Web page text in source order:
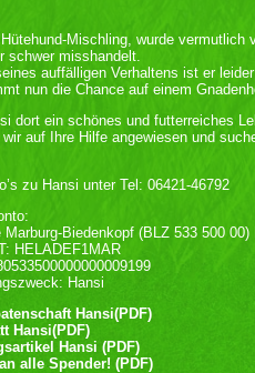
Mischling, wurde vermutlich
schwer misshandelt.
auffälligen Verhaltens ist er
nun die Chance auf einem
dort ein schönes und futterreiches
auf Ihre Hilfe angewiesen und
zu Hansi unter Tel: 06421-46792
Marburg-Biedenkopf (BLZ 533 500 00)
HELADEF1MAR
Hansi
Hansi(PDF)
Hansi(PDF)
Hansi (PDF)
alle Spender! (PDF)